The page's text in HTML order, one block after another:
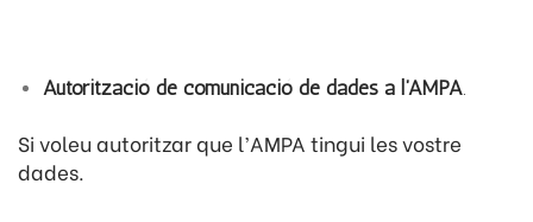
Autorització de comunicació de dades a l’AMPA.
Si voleu autoritzar que l’AMPA tingui les vostre
dades.